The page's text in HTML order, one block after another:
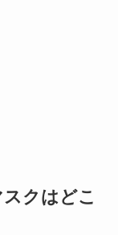
クはどこ